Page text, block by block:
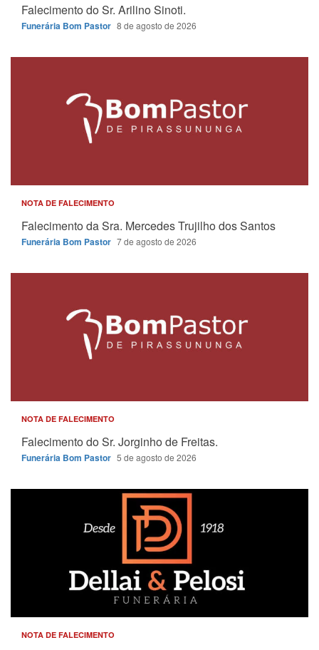
Falecimento do Sr. Arilino Sinoti.
Funerária Bom Pastor 8 de agosto de 2026
NOTA DE FALECIMENTO
Falecimento da Sra. Mercedes Trujilho dos Santos
Funerária Bom Pastor 7 de agosto de 2026
NOTA DE FALECIMENTO
Falecimento do Sr. Jorginho de Freitas.
Funerária Bom Pastor 5 de agosto de 2026
NOTA DE FALECIMENTO